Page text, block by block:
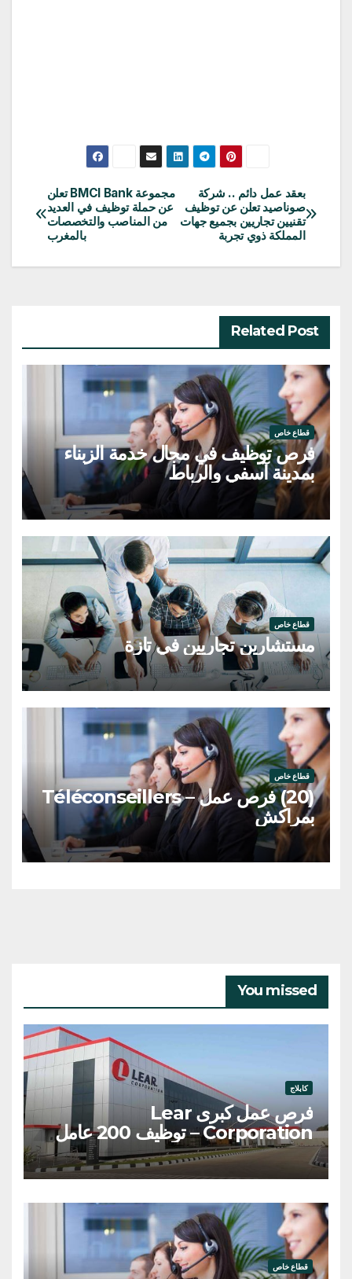
تصفّح
المقالات
مجموعة BMCI Bank تعلن
عن حملة توظيف في العديد
من المناصب والتخصصات
بالمغرب
بعقد عمل دائم .. شركة
صوناصيد تعلن عن توظيف
تقنيين تجاريين بجميع جهات
المملكة ذوي تجربة
Related Post
قطاع خاص
فرص توظيف في مجال خدمة الزبناء
بمدينة آسفي والرباط
قطاع خاص
مستشارين تجاريين في تازة
قطاع خاص
(20) فرص عمل – Téléconseillers
بمراكش
You missed
كابلاج
فرص عمل كبرى Lear
Corporation – توظيف 200 عامل
وعاملة
قطاع خاص